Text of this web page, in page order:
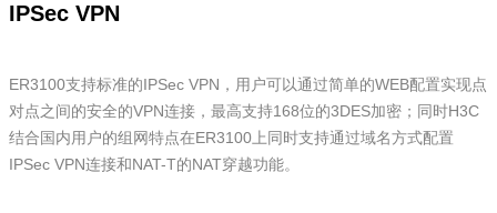
IPSec VPN
ER3100支持标准的IPSec VPN，用户可以通过简单的WEB配置实现点
对点之间的安全的VPN连接，最高支持168位的3DES加密；同时H3C
结合国内用户的组网特点在ER3100上同时支持通过域名方式配置
IPSec VPN连接和NAT-T的NAT穿越功能。